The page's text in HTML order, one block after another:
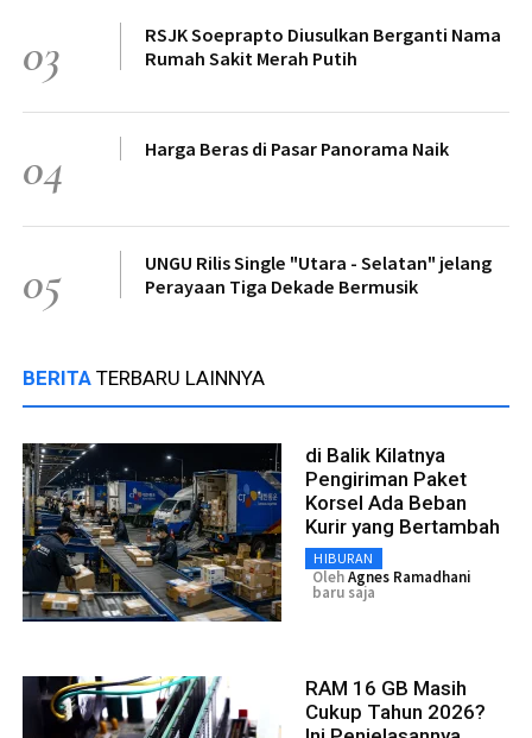
03
RSJK Soeprapto Diusulkan Berganti Nama
Rumah Sakit Merah Putih
04 Harga Beras di Pasar Panorama Naik
05
UNGU Rilis Single "Utara - Selatan" jelang
Perayaan Tiga Dekade Bermusik
BERITA TERBARU LAINNYA
di Balik Kilatnya
Pengiriman Paket
Korsel Ada Beban
Kurir yang Bertambah
HIBURAN
OlehAgnes Ramadhani
baru saja
RAM 16 GB Masih
Cukup Tahun 2026?